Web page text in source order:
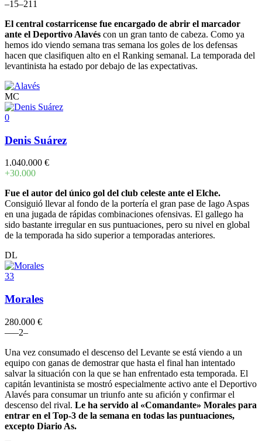
–15–211
El central costarricense fue encargado de abrir el marcador
ante el Deportivo Alavés con un gran tanto de cabeza. Como ya
hemos ido viendo semana tras semana los goles de los defensas
hacen que clasifiquen alto en el Ranking semanal. La temporada del
levantinista ha estado por debajo de las expectativas.
MC
0
Denis Suárez
1.040.000 €
+30.000
Fue el autor del único gol del club celeste ante el Elche.
Consiguió llevar al fondo de la portería el gran pase de Iago Aspas
en una jugada de rápidas combinaciones ofensivas. El gallego ha
sido bastante irregular en sus puntuaciones, pero su nivel en global
de la temporada ha sido superior a temporadas anteriores.
DL
33
Morales
280.000 €
–––2–
Una vez consumado el descenso del Levante se está viendo a un
equipo con ganas de demostrar que hasta el final han intentado
salvar la situación con la que se han enfrentado esta temporada. El
capitán levantinista se mostró especialmente activo ante el Deportivo
Alavés para consumar un triunfo ante su afición y confirmar el
descenso del rival. Le ha servido al «Comandante» Morales para
entrar en el Top-3 de la semana en todas las puntuaciones,
excepto Diario As.